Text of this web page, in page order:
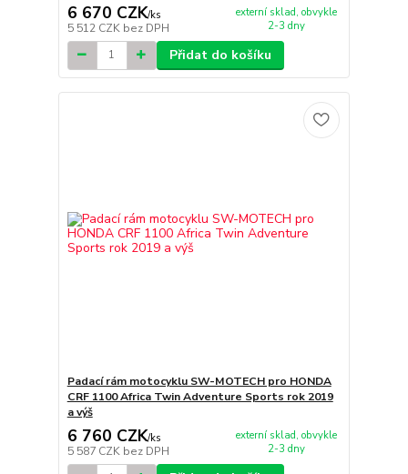
6 670 CZK/ks
5 512 CZK bez DPH
externí sklad, obvykle
2-3 dny
Přidat do košíku
Padací rám motocyklu SW-MOTECH pro HONDA
CRF 1100 Africa Twin Adventure Sports rok 2019
a výš
6 760 CZK/ks
5 587 CZK bez DPH
externí sklad, obvykle
2-3 dny